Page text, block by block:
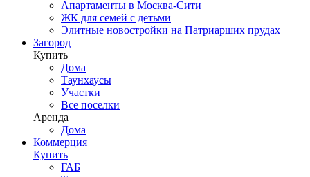
Апартаменты в Москва-Сити
ЖК для семей с детьми
Элитные новостройки на Патриарших прудах
Загород
Купить
Дома
Таунхаусы
Участки
Все поселки
Аренда
Дома
Коммерция
Купить
ГАБ